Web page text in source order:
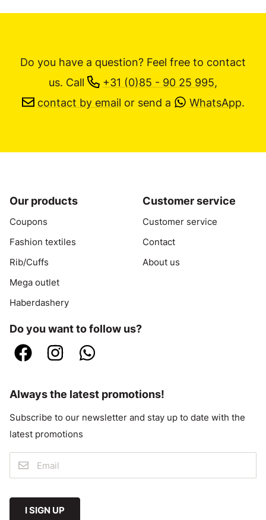
Do you have a question? Feel free to contact
us. Call +31 (0)85 - 90 25 995,
contact by email or send a WhatsApp.
Our products
Coupons
Fashion textiles
Rib/Cuffs
Mega outlet
Haberdashery
Customer service
Customer service
Contact
About us
Do you want to follow us?
Always the latest promotions!
Subscribe to our newsletter and stay up to date with the
latest promotions
I SIGN UP